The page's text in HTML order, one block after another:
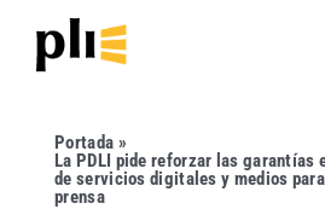
Portada »
La PDLI pide reforzar las garantías
de servicios digitales y medios
prensa